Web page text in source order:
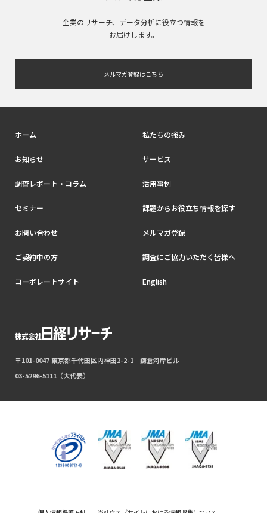
企業のリサーチ、データ分析に役立つ情報を
お届けします。
メルマガ登録はこちら
ホーム 私たちの強み
お知らせ サービス
調査レポート・コラム 活用事例
セミナー 課題からお役立ち情報を探す
お問い合わせ メルマガ登録
ご契約中の方 調査にご協力いただく皆様へ
コーポレートサイト English
〒101-0047 東京都千代田区内神田2-2-1 鎌倉河岸ビル
03-5296-5111（大代表）